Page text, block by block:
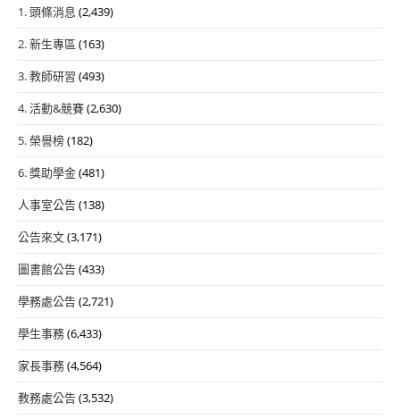
1. 頭條消息 (2,439)
2. 新生專區 (163)
3. 教師研習 (493)
4. 活動&競賽(2,630)
5. 榮譽榜(182)
6. 獎助學金(481)
人事室公告(138)
公告來文(3,171)
圖書館公告(433)
學務處公告(2,721)
學生事務(6,433)
家長事務(4,564)
教務處公告(3,532)